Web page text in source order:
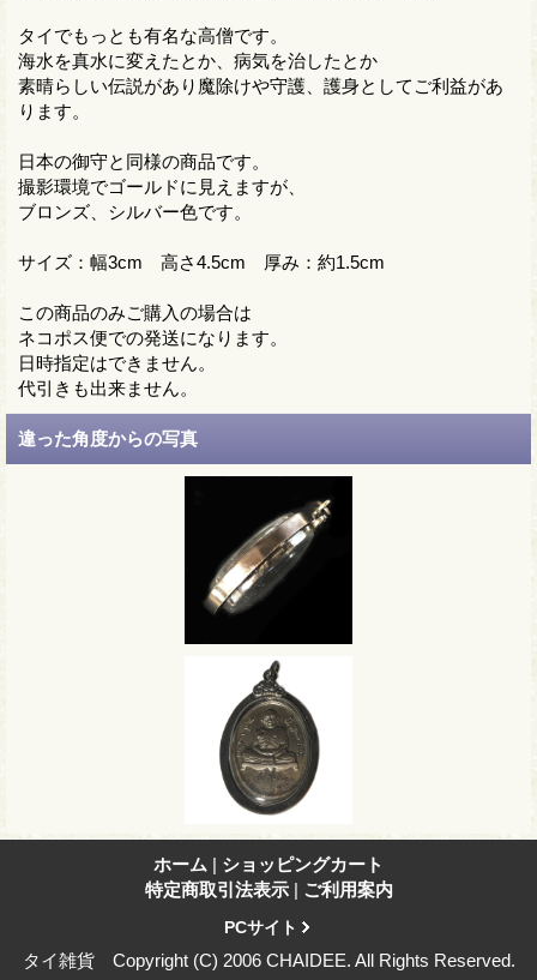
タイでもっとも有名な高僧です。
海水を真水に変えたとか、病気を治したとか
素晴らしい伝説があり魔除けや守護、護身としてご利益があ
ります。
日本の御守と同様の商品です。
撮影環境でゴールドに見えますが、
ブロンズ、シルバー色です。
サイズ：幅3cm 高さ4.5cm 厚み：約1.5cm
この商品のみご購入の場合は
ネコポス便での発送になります。
日時指定はできません。
代引きも出来ません。
違った角度からの写真
ホーム | ショッピングカート
特定商取引法表示 | ご利用案内
PCサイト
タイ雑貨 Copyright (C) 2006 CHAIDEE. All Rights Reserved.